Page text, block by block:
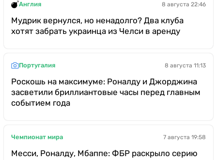
Англия 8 августа 22:46
Мудрик вернулся, но ненадолго? Два клуба
хотят забрать украинца из Челси в аренду
Португалия 8 августа 11:13
Роскошь на максимуме: Роналду и Джорджина
засветили бриллиантовые часы перед главным
событием года
Чемпионат мира 7 августа 19:58
Месси, Роналду, Мбаппе: ФБР раскрыло серию